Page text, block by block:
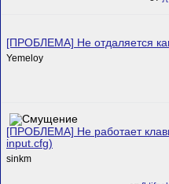
[ПРОБЛЕМА] Не отдаляется
Yemeloy
[ПРОБЛЕМА] Не работает
input.cfg)
sinkm